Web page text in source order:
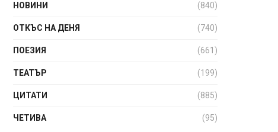
НОВИНИ (840)
ОТКЪС НА ДЕНЯ (740)
ПОЕЗИЯ (661)
ТЕАТЪР (199)
ЦИТАТИ (885)
ЧЕТИВА (95)